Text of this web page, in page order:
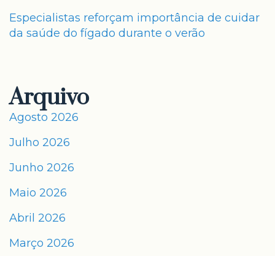
Especialistas reforçam importância de cuidar
da saúde do fígado durante o verão
Arquivo
Agosto 2026
Julho 2026
Junho 2026
Maio 2026
Abril 2026
Março 2026